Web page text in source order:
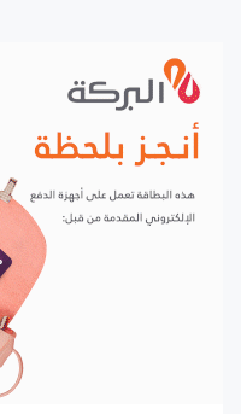
السورية للحبوب: استلام أكثر
من مليونين ونصف المليون
طن من ‌‏محصول القمح ‏
الكهرباء والغاز والبنى التحتية
في صدارة التعاون السوري
الأردن يعفي عائلات رجال الأعمال
الموافقة المسبقة للدخول إلى